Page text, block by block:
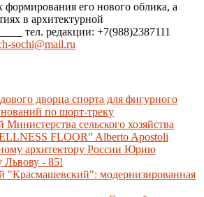
его нового облика, а
в архитектурной
тел. редакции: +7(988)2387111
sochi@mail.ru
дворца спорта для фигурного
по шорт-треку
Министерства сельского хозяйства
FLOOR” Alberto Apostoli
архитектору России Юрию
Львову - 85!
"Красмашевский": модернизированная